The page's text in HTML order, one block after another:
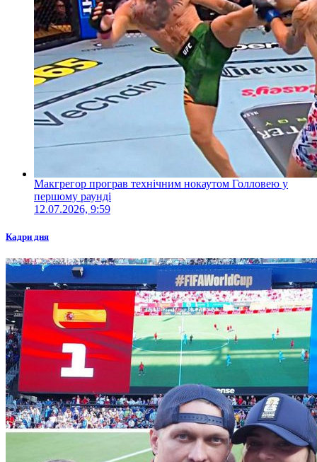
Макгрегор програв технічним нокаутом Голловею у
першому раунді
12.07.2026, 9:59
Кадри дня